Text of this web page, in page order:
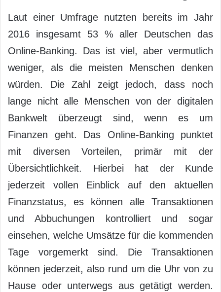
Laut einer Umfrage nutzten bereits im Jahr
2016 insgesamt 53 % aller Deutschen das
Online-Banking. Das ist viel, aber vermutlich
weniger, als die meisten Menschen denken
würden. Die Zahl zeigt jedoch, dass noch
lange nicht alle Menschen von der digitalen
Bankwelt überzeugt sind, wenn es um
Finanzen geht. Das Online-Banking punktet
mit diversen Vorteilen, primär mit der
Übersichtlichkeit. Hierbei hat der Kunde
jederzeit vollen Einblick auf den aktuellen
Finanzstatus, es können alle Transaktionen
und Abbuchungen kontrolliert und sogar
einsehen, welche Umsätze für die kommenden
Tage vorgemerkt sind. Die Transaktionen
können jederzeit, also rund um die Uhr von zu
Hause oder unterwegs aus getätigt werden.